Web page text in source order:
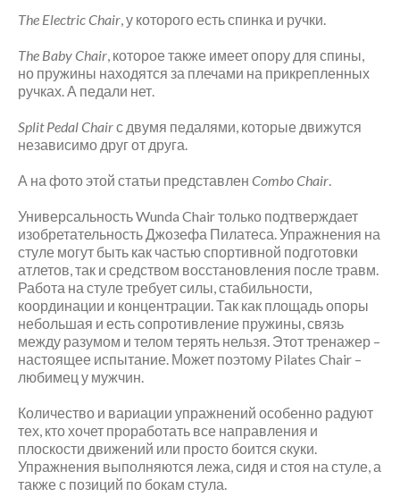
Июль 2018
Май 2018
Январь 2018
Ноябрь 2017
Сентябрь 2017
Август 2017
Июль 2017
Июнь 2017
Май 2017
Март 2017
Ноябрь 2016
Блог
Книги
События
The Electric Chair, у которого есть спинка и ручки.
The Baby Chair, которое также имеет опору для спины,
но пружины находятся за плечами на прикрепленных
ручках. А педали нет.
Split Pedal Chairс двумя педалями, которые движутся
независимо друг от друга.
А на фото этой статьи представлен Combo Chair.
Универсальность Wunda Chair только подтверждает
изобретательность Джозефа Пилатеса. Упражнения на
стуле могут быть как частью спортивной подготовки
атлетов, так и средством восстановления после травм.
Работа на стуле требует силы, стабильности,
координации и концентрации. Так как площадь опоры
небольшая и есть сопротивление пружины, связь
между разумом и телом терять нельзя. Этот тренажер –
настоящее испытание. Может поэтому Pilates Chair –
любимец у мужчин.
Количество и вариации упражнений особенно радуют
тех, кто хочет проработать все направления и
плоскости движений или просто боится скуки.
Упражнения выполняются лежа, сидя и стоя на стуле, а
также с позиций по бокам стула.